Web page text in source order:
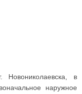
в
наружное